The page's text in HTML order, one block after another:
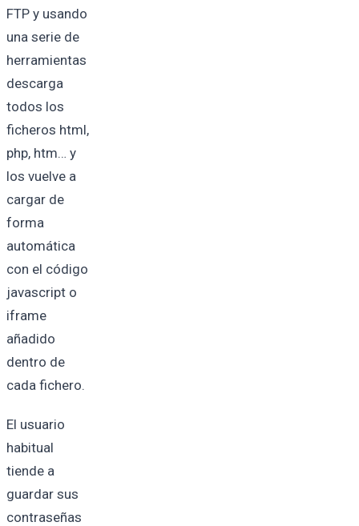
FTP y usando
una serie de
herramientas
descarga
todos los
ficheros html,
php, htm… y
los vuelve a
cargar de
forma
automática
con el código
javascript o
iframe
añadido
dentro de
cada fichero.
El usuario
habitual
tiende a
guardar sus
contraseñas